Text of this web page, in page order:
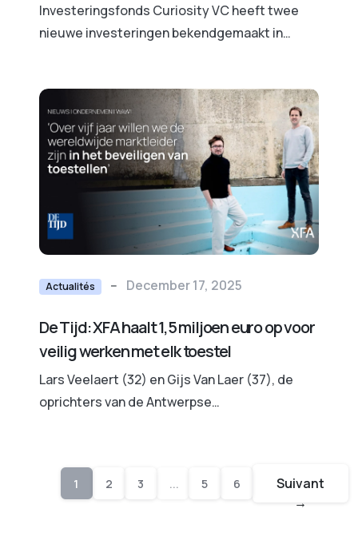
Investeringsfonds Curiosity VC heeft twee
nieuwe investeringen bekendgemaakt in
specialist XFA en de Rotterdamse AI-startup
Lynk.
Actualités -- December 17, 2025
De Tijd: XFA haalt 1,5 miljoen euro op voor
veilig werken met elk toestel
Lars Veelaert (32) en Gijs Van Laer (37), de
oprichters van de Antwerpse
mogelijk maakt om met elk toestel van eender
waar veilig voor een organisatie te werken.
1 2 3 ... 5 6
Suivant
→